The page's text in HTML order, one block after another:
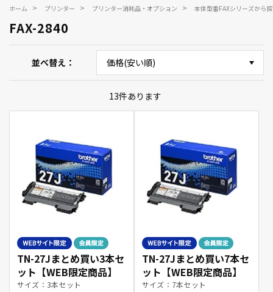
ホーム > プリンター > プリンター消耗品・オプション > 本体型番FAXシリーズから
FAX-2840
並べ替え
13件あります
TN-27Jまとめ買い3本セ
ット【WEB限定商品】
サイズ：3本セット
TN-27Jまとめ買い7本セ
ット【WEB限定商品】
サイズ：7本セット